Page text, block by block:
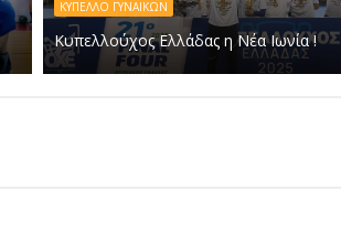
ΚΥΠΕΛΛΟ ΓΥΝΑΙΚΩΝ
Κυπελλούχος Ελλάδας η Νέα Ιωνία !